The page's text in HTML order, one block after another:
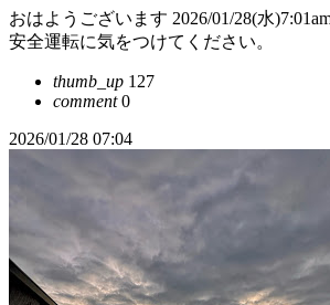
おはようございます 2026/01/28(水
安全運転に気をつけてください。
thumb_up 127
comment0
2026/01/28 07:04